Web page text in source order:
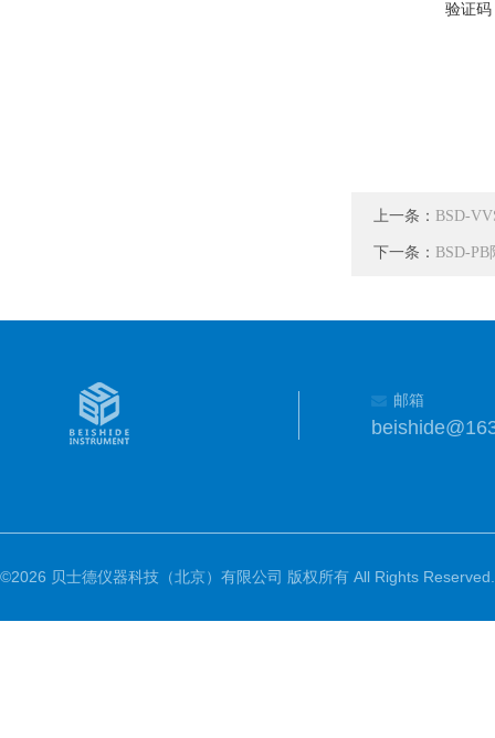
验证码
上一条： BSD-
下一条： BSD-
邮箱
©2026 贝士德仪器科技（北京）有限公司 版权所有 All Rights Reserved.